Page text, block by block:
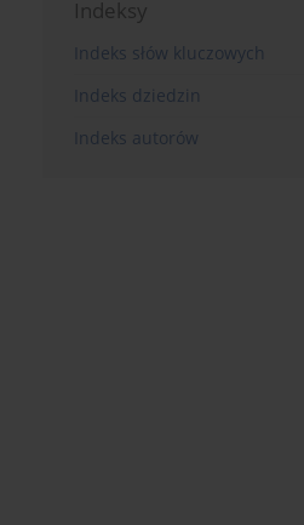
Indeksy
Indeks słów kluczowych
Indeks dziedzin
Indeks autorów